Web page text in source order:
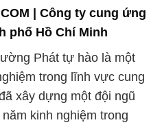
| Công ty cung ứng
phố Hồ Chí Minh
Phát tự hào là một
trong lĩnh vực cung
xây dựng một đội ngũ
kinh nghiệm trong